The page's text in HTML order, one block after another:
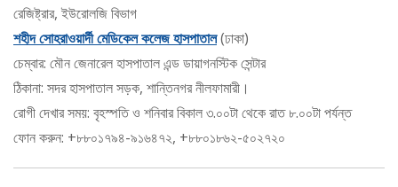
রেজিষ্ট্রার, ইউরোলজি বিভাগ
শহীদ সোহরাওয়ার্দী মেডিকেল কলেজ হাসপাতাল(ঢাকা)
চেম্বার: মৌন জেনারেল হাসপাতাল এন্ড ডায়াগনস্টিক সেন্টার
ঠিকানা: সদর হাসপাতাল সড়ক, শান্তিনগর নীলফামারী।
রোগী দেখার সময়: বৃহস্পতি ও শনিবার বিকাল ৩.০০টা থেকে রাত ৮.০০টা পর্যন্ত
ফোন করুন: +৮৮০১৭৯৪-৯১৬৪৭২, +৮৮০১৮৬২-৫০২৭২০